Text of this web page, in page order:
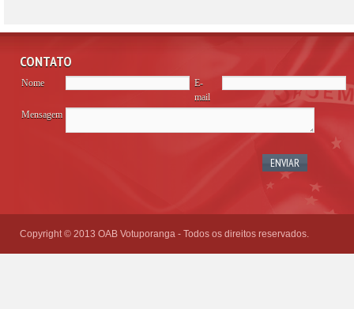
CONTATO
Nome
E-
mail
Mensagem
Copyright © 2013 OAB Votuporanga - Todos os direitos reservados.